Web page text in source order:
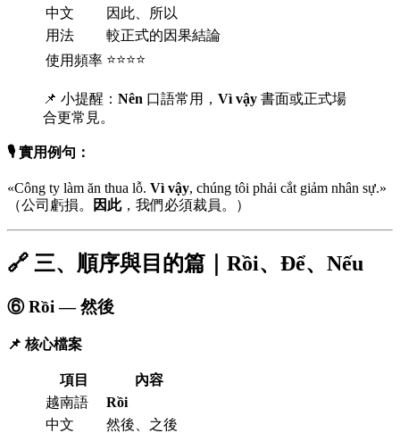
中文
因此、所以
用法
較正式的因果結論
使用頻率 ⭐⭐⭐⭐
📌 小提醒： Nên 口語常用， Vì vậy 書面或正式場
合更常見。
🎙️ 實用例句：
«Công ty làm ăn thua lỗ. Vì vậy, chúng tôi phải cắt giảm nhân sự.»
（公司虧損。
因此，我們必須裁員。）
🔗 三、順序與目的篇｜Rồi、Để、Nếu
⑥ Rồi — 然後
📌 核心檔案
項目
內容
越南語
Rồi
中文
然後、之後